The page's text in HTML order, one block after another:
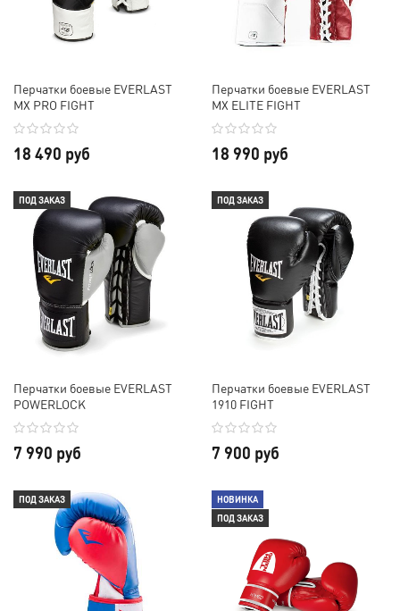
Перчатки боевые EVERLAST
MX PRO FIGHT
18 490 руб
Перчатки боевые EVERLAST
MX ELITE FIGHT
18 990 руб
ПОД ЗАКАЗ
Перчатки боевые EVERLAST
POWERLOCK
7 990 руб
ПОД ЗАКАЗ
Перчатки боевые EVERLAST
1910 FIGHT
7 900 руб
ПОД ЗАКАЗ
НОВИНКА
ПОД ЗАКАЗ